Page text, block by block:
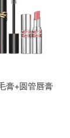
膏+圆管唇膏